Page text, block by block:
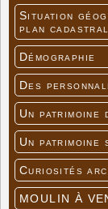
Situation
plan cadastral
Démographie
Des
Un patrimoine
Un patrimoine
Curiosités
MOULIN À